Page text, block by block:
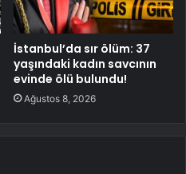
İstanbul’da sır ölüm: 37
yaşındaki kadın savcının
evinde ölü bulundu!
Ağustos 8, 2026